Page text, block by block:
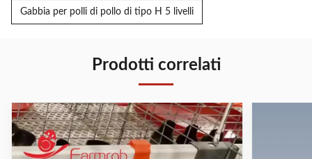
Gabbia per polli di pollo di tipo H 5 livelli
Prodotti correlati